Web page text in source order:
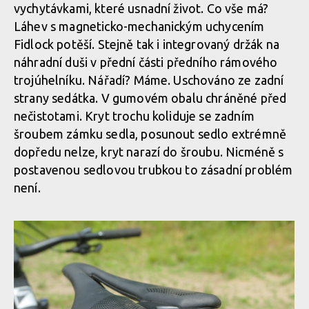
Vedení bovdenu skrze hlavové složení je dle nejnovějších trendu
Vedení bovdenu skrze hlavové složení je dle nejnovějších trendu
Bubny a hadice do hlavové trubky vstupují skrze víčko
hlavového složení
Bubny a hadice do hlavové trubky vstupují skrze víčko
hlavového složení
Bubny a hadice do hlavové trubky vstupují skrze víčko
hlavového složení
Přestože bowdeny jdou skrze hlavovou trubku je možno udělat
x-up, otočit řídítka o 180 stupňů
Přestože bowdeny jdou skrze hlavovou trubku je možno udělat
x-up, otočit řídítka o 180 stupňů
Přestože bowdeny jdou skrze hlavovou trubku je možno udělat
x-up, otočit řídítka o 180 stupňů
vychytávkami, které usnadní život. Co vše má?
Láhev s magneticko-mechanickým uchycením
Fidlock potěší. Stejně tak i integrovaný držák na
náhradní duši v přední části předního rámového
trojúhelníku. Nářadí? Máme. Uschováno ze zadní
strany sedátka. V gumovém obalu chráněné před
nečistotami. Kryt trochu koliduje se zadním
šroubem zámku sedla, posunout sedlo extrémně
dopředu nelze, kryt narazí do šroubu. Nicméně s
postavenou sedlovou trubkou to zásadní problém
není.